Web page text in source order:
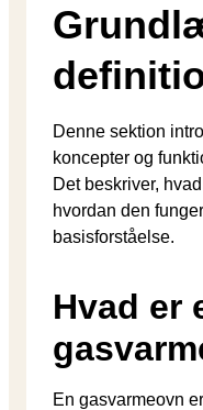
Denne sektion
koncepter og
Det beskriver,
hvordan den
basisforståelse.
Hvad er
En gasvarmeovn